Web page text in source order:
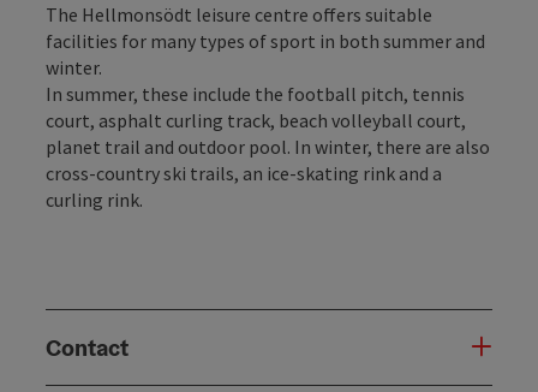
The Hellmonsödt leisure centre offers suitable
facilities for many types of sport in both summer and
winter.
In summer, these include the football pitch, tennis
court, asphalt curling track, beach volleyball court,
planet trail and outdoor pool. In winter, there are also
cross-country ski trails, an ice-skating rink and a
curling rink.
Contact